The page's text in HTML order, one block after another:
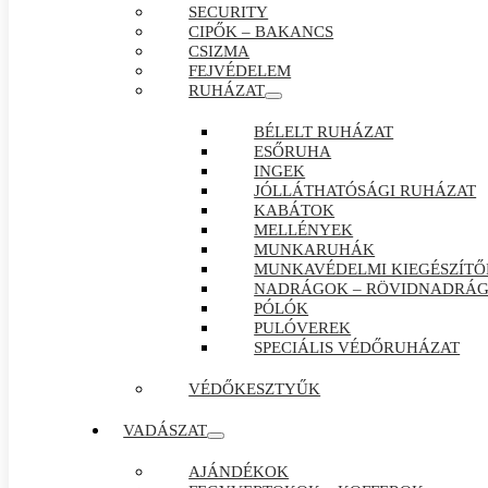
SECURITY
CIPŐK – BAKANCS
CSIZMA
FEJVÉDELEM
RUHÁZAT
BÉLELT RUHÁZAT
ESŐRUHA
INGEK
JÓLLÁTHATÓSÁGI RUHÁZAT
KABÁTOK
MELLÉNYEK
MUNKARUHÁK
MUNKAVÉDELMI
NADRÁGOK –
PÓLÓK
PULÓVEREK
SPECIÁLIS VÉDŐRUHÁZAT
VÉDŐKESZTYŰK
VADÁSZAT
AJÁNDÉKOK